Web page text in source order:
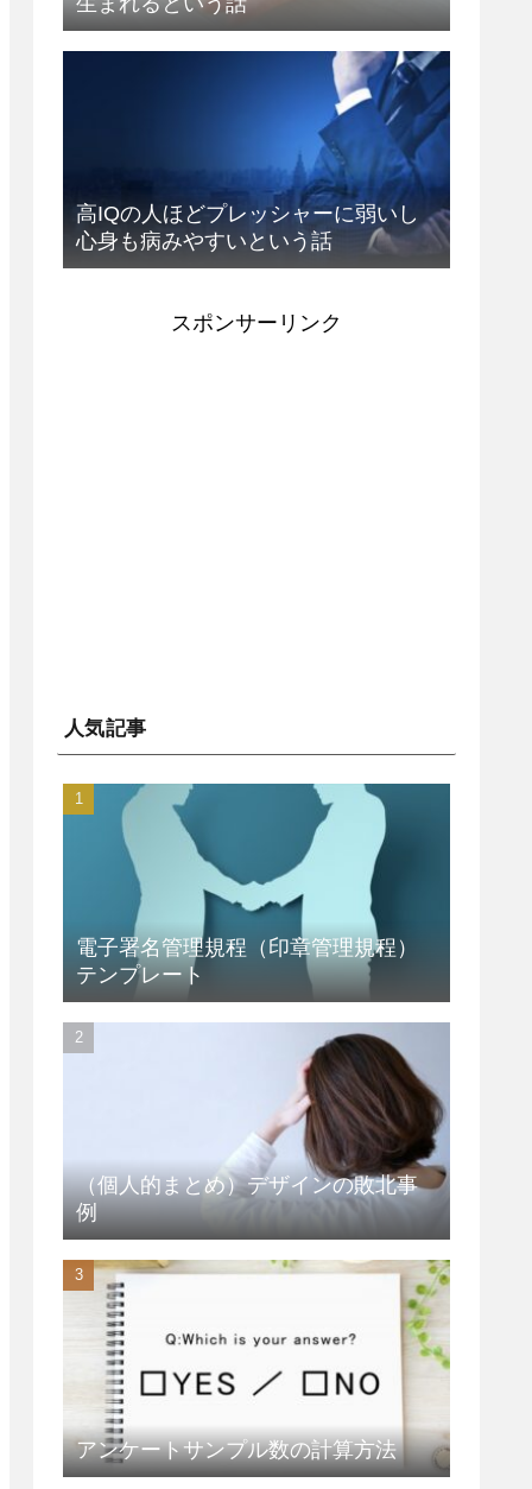
高IQの人ほどプレッシャーに弱いし
心身も病みやすいという話
スポンサーリンク
人気記事
電子署名管理規程（印章管理規程）
テンプレート
（個人的まとめ）デザインの敗北事
例
アンケートサンプル数の計算方法